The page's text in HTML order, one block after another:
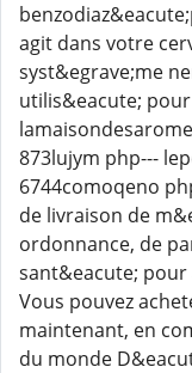
agit dans votre
syst&egrave;me
utilis&eacute;
873lujym php---
6744comoqeno
de livraison de
ordonnance, de
sant&eacute; pour
Vous pouvez
maintenant, en
du monde